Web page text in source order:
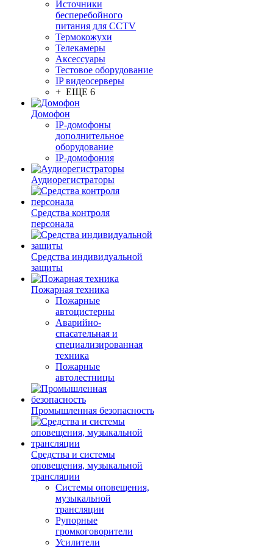
Источники
бесперебойного
питания для CCTV
Термокожухи
Телекамеры
Аксессуары
Тестовое оборудование
IP видеосерверы
+ ЕЩЕ 6
Домофон
IP-домофоны
дополнительное
оборудование
IP-домофония
Аудиорегистраторы
Средства контроля
персонала
Средства индивидуальной
защиты
Пожарная техника
Пожарные
автоцистерны
Аварийно-
спасательная и
специализированная
техника
Пожарные
автолестницы
Промышленная безопасность
Средства и системы
оповещения, музыкальной
трансляции
Системы оповещения,
музыкальной
трансляции
Рупорные
громкоговорители
Усилители